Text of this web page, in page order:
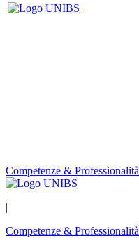
Competenze & Professionalità
|
Competenze & Professionalità